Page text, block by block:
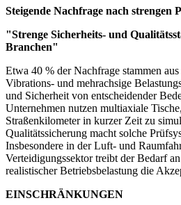
Steigende Nachfrage nach strengen
"Strenge Sicherheits- und
Branchen"
Etwa 40 % der Nachfrage stammen
Vibrations- und mehrachsige
und Sicherheit von entscheidender
Unternehmen nutzen multiaxiale
Straßenkilometer in kurzer Zeit zu
Qualitätssicherung macht solche
Insbesondere in der Luft- und
Verteidigungssektor treibt der Bedarf
realistischer Betriebsbelastung die
EINSCHRÄNKUNGEN